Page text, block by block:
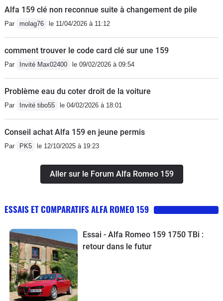
Alfa 159 clé non reconnue suite à changement de pile
Par molag76 le 11/04/2026 à 11:12
comment trouver le code card clé sur une 159
Par Invité Max02400 le 09/02/2026 à 09:54
Problème eau du coter droit de la voiture
Par Invité tibo55 le 04/02/2026 à 18:01
Conseil achat Alfa 159 en jeune permis
Par PK5 le 12/10/2025 à 19:23
Aller sur le Forum Alfa Romeo 159
ESSAIS ET COMPARATIFS ALFA ROMEO 159
Essai - Alfa Romeo 159 1750 TBi :
retour dans le futur